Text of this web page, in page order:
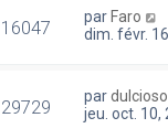
16047 par Faro
dim. févr.
29729 pardulcioso
jeu. oct. 10,